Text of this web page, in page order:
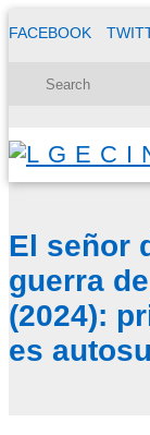
FACEBOOK
El señor
guerra
(2024):
es